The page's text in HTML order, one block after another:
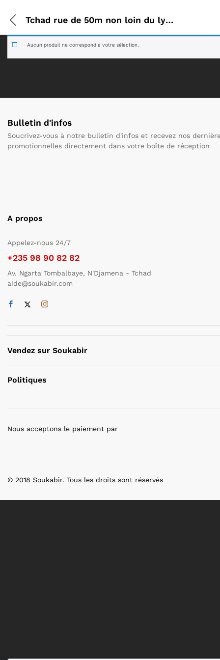
Tchad rue de 50m non loin du lycée thilam thilam
Aucun produit ne correspond à votre sélection.
Bulletin d'infos
Soucrivez-vous à notre bulletin d'infos et recevez nos
promotionnelles directement dans votre boîte de réception
A propos
Appelez-nous 24/7
+235 98 90 82 82
Av. Ngarta Tombalbaye, N'Djamena - Tchad
aide@soukabir.com
Vendez sur Soukabir
Politiques
© 2018 Soukabir. Tous les droits sont réservés
Nous acceptons le paiement par